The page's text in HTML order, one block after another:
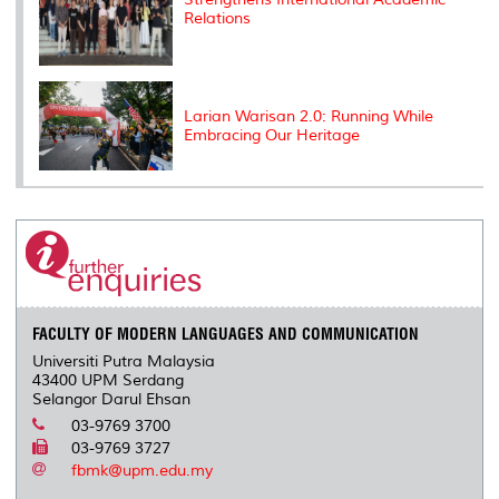
Relations
Larian Warisan 2.0: Running While
Embracing Our Heritage
FACULTY OF MODERN LANGUAGES AND COMMUNICATION
Universiti Putra Malaysia
43400 UPM Serdang
Selangor Darul Ehsan
03-9769 3700
03-9769 3727
fbmk@upm.edu.my